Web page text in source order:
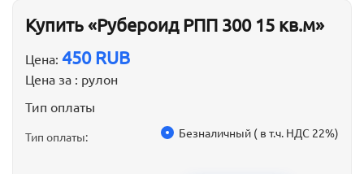
Купить «Рубероид РПП 300 15 кв.м»
Цена: 450 RUB
Цена за : рулон
Тип оплаты
Тип оплаты: Безналичный ( в т.ч. НДС 22%)